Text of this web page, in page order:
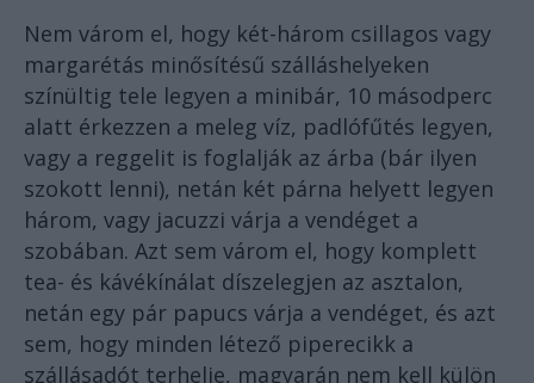
Nem várom el, hogy két-három csillagos vagy
margarétás minősítésű szálláshelyeken
színültig tele legyen a minibár, 10 másodperc
alatt érkezzen a meleg víz, padlófűtés legyen,
vagy a reggelit is foglalják az árba (bár ilyen
szokott lenni), netán két párna helyett legyen
három, vagy jacuzzi várja a vendéget a
szobában. Azt sem várom el, hogy komplett
tea- és kávékínálat díszelegjen az asztalon,
netán egy pár papucs várja a vendéget, és azt
sem, hogy minden létező piperecikk a
szállásadót terhelje, magyarán nem kell külön